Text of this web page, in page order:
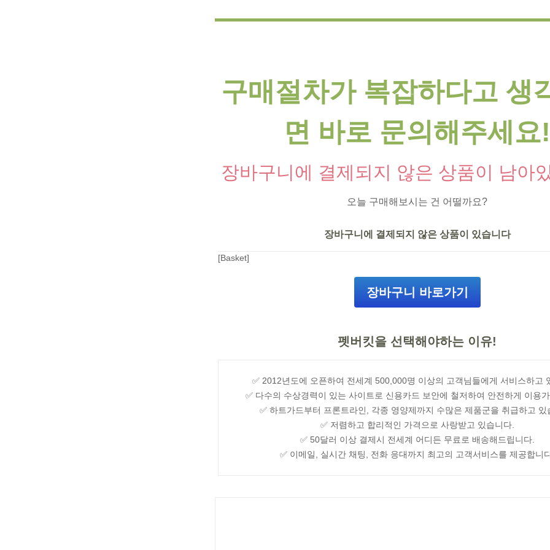
구매절차가 복잡하다고 생
면 바로 문의해주세요!
장바구니에 결제되지 않은 상품이 남아
오늘 구매해보시는 건 어떨까요?
장바구니에 결제되지 않은 상품이 있습니다
[Basket]
장바구니 바로가기
펫버킷을 선택해야하는 이유!
✅ 2012년도에 오픈하여 전세계 500,000명 이상의 고객님들에게 서비스하고
✅ 다수의 수상경력이 있는 사이트로 신용카드 보안에 철저하여 안전하게 이용
✅ 하트가드부터 프론트라인, 각종 영양제까지 수많은 제품군을 취급하고 있
✅ 저렴하고 합리적인 가격으로 사랑받고 있습니다.
✅ 50달러 이상 결제시 전세계 어디든 무료로 배송해드립니다.
✅ 이메일, 실시간 채팅, 전화 응대까지 최고의 고객서비스를 제공합니